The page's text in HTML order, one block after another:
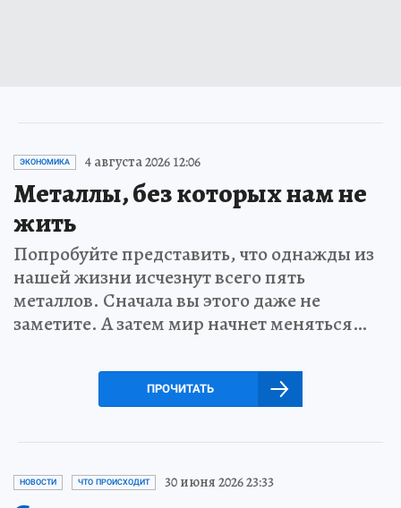
ЭКОНОМИКА 4 августа 2026 12:06
Металлы, без которых нам не
жить
Попробуйте представить, что однажды из
нашей жизни исчезнут всего пять
металлов. Сначала вы этого даже не
заметите. А затем мир начнет меняться…
ПРОЧИТАТЬ
НОВОСТИ ЧТО ПРОИСХОДИТ 30 июня 2026 23:33